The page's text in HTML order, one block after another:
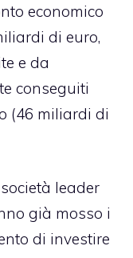
economico
di euro,
e da
conseguiti
(46 miliardi di
leader
già mosso i
di investire